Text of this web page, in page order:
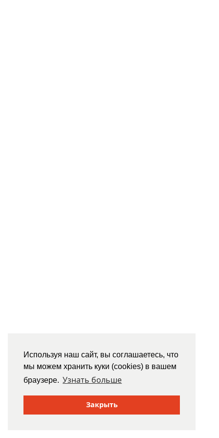
Используя наш сайт, вы соглашаетесь, что
мы можем хранить куки (cookies) в вашем
браузере. Узнать больше
Закрыть